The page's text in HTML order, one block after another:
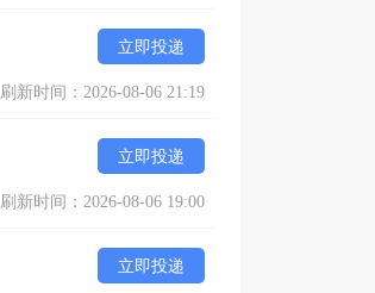
立即投递
刷新时间：2026-08-06 21:19
立即投递
刷新时间：2026-08-06 19:00
立即投递